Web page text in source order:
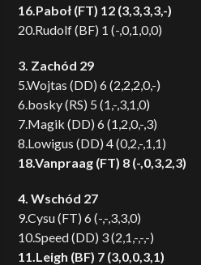
16.Paboł (FT) 12 (3,3,3,3,-)
20.Rudolf (BF) 1 (-,0,1,0,0)
3. Zachód 29
5.Wojtas (DD) 6 (2,2,2,0,-)
6.bosky (RS) 5 (1,-,3,1,0)
7.Magik (DD) 6 (1,2,0,-,3)
8.Lowigus (DD) 4 (0,2,-,1,1)
18.Vanpraag (FT) 8 (-,0,3,2,3)
4. Wschód 27
9.Cysu (FT) 6 (-,-,3,3,0)
10.Speed (DD) 3 (2,1,-,-,-)
11.Leigh (BF) 7 (3,0,0,3,1)